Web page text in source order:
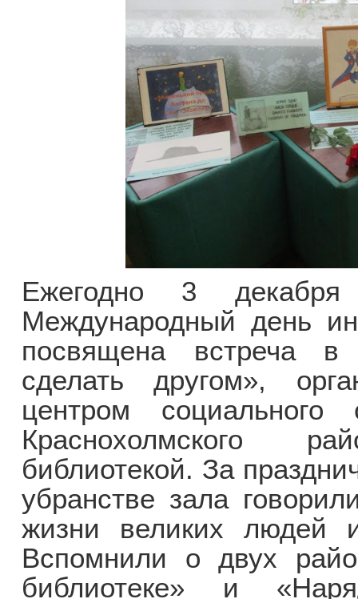
Ежегодно 3
Международный день
посвящена встреча в
сделать другом»,
центром социального
Краснохолмского
библиотекой. За
убранстве зала
жизни великих людей
Вспомнили о двух
библиотеке» и